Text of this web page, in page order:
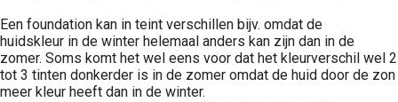
Een foundation kan in teint verschillen bijv. omdat de
huidskleur in de winter helemaal anders kan zijn dan in de
zomer. Soms komt het wel eens voor dat het kleurverschil wel 2
tot 3 tinten donkerder is in de zomer omdat de huid door de zon
meer kleur heeft dan in de winter.